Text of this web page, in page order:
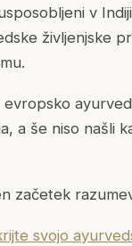
v
življenjske
a še niso našli
začetek
svojo